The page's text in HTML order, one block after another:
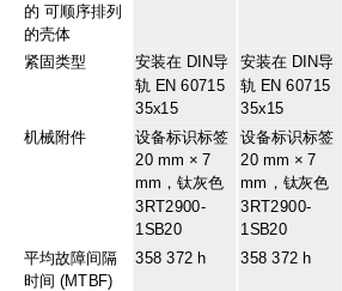
的 可顺序排列
的壳体
紧固类型 安装在 DIN导
轨 EN 60715
35x15
安装在 DIN导
轨 EN 60715
35x15
机械附件
设备标识标签
20 mm × 7
mm，钛灰色
3RT2900-
1SB20
设备标识标签
20 mm × 7
mm，钛灰色
3RT2900-
1SB20
平均故障间隔
时间 (MTBF)
358 372 h 358 372 h